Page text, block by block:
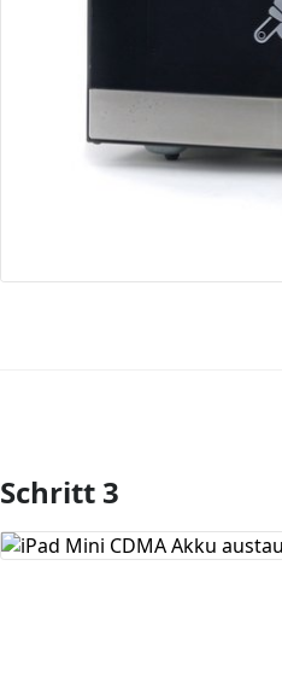
Kommentar hinzufügen
Schritt 3